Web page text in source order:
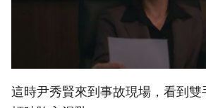
這時尹秀賢來到事故現場，看到雙